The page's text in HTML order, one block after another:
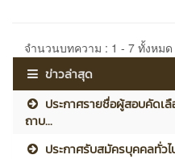
จำนวนบทความ : 1 - 7 ทั้งหมด
ข่าวล่าสุด
ประกาศรายชื่อผู้สอบคัดเ
ถาบ...
ประกาศรับสมัครบุคคลทั่ว